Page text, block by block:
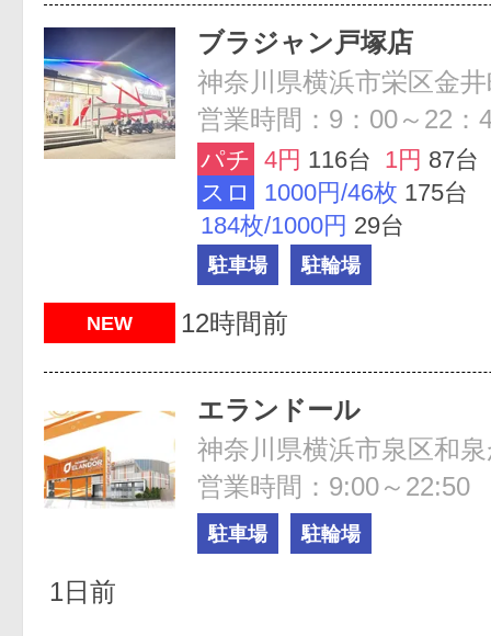
ブラジャン戸塚店
神奈川県横浜市栄区金
営業時間：9：00～22：
パチ 4円 116台 1円 87台
スロ
1000円/46枚 175台
184枚/1000円 29台
駐車場 駐輪場
NEW 12時間前
エランドール
神奈川県横浜市泉区和
営業時間：9:00～22:50
駐車場 駐輪場
1日前